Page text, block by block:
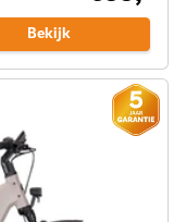
Bekijk